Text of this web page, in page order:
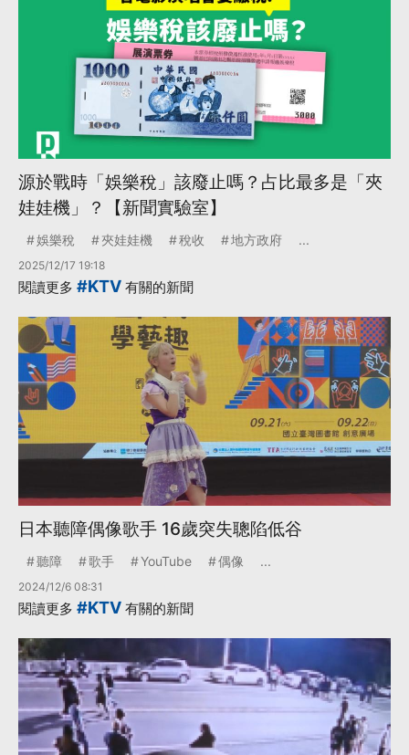
源於戰時「娛樂稅」該廢止嗎？占比最多是「夾
娃娃機」？【新聞實驗室】
娛樂稅 夾娃娃機 稅收 地方政府 ...
2025/12/17 19:18
閱讀更多 #KTV 有關的新聞
日本聽障偶像歌手 16歲突失聰陷低谷
聽障 歌手 YouTube 偶像 ...
2024/12/6 08:31
閱讀更多 #KTV 有關的新聞